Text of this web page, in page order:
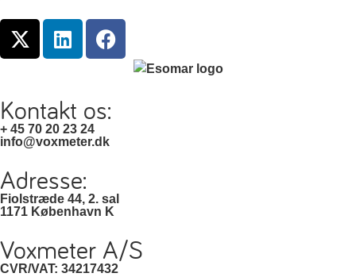
Kontakt os:
+ 45 70 20 23 24
info@voxmeter.dk
Adresse:
Fiolstræde 44, 2. sal
1171 København K
Voxmeter A/S
CVR/VAT: 34217432